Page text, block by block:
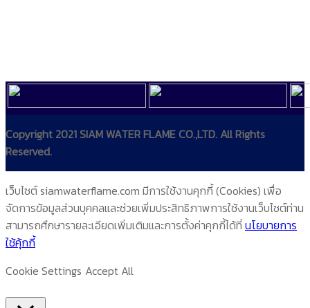
Copyright 2021 SIAM WATER FLAME CO.,LTD. All Rights
Reserved.
เว็บไซต์ siamwaterflame.com มีการใช้งานคุกกี้ (Cookies) เพื่อ
จัดการข้อมูลส่วนบุคคลและช่วยเพิ่มประสิทธิภาพการใช้งานเว็บไซต์ท่าน
สามารถศึกษารายละเอียดเพิ่มเติมและการตั้งค่าคุกกี้ได้ที่ นโยบายการ
ใช้คุ้กกี้
Cookie Settings Accept All